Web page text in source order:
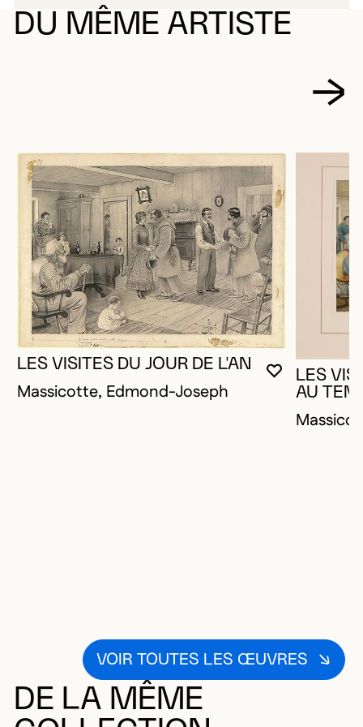
DU MÊME ARTISTE
VOUS
FERMER
OUVRIR LA
LES VISITES DU JOUR DE L'AN
Massicotte, Edmond-Joseph
LES
AU
VOIR TOUTES LES ŒUVRES
DE LA MÊME